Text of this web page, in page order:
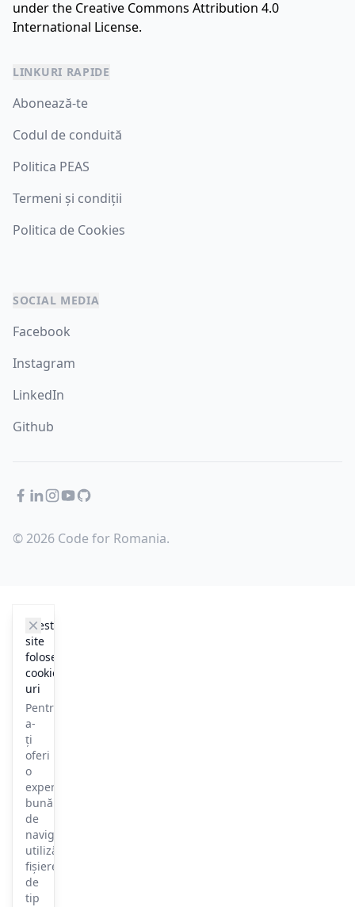
under the Creative Commons Attribution 4.0
International License.
LINKURI RAPIDE
Abonează-te
Codul de conduită
Politica PEAS
Termeni și condiții
Politica de Cookies
SOCIAL MEDIA
Facebook
Instagram
LinkedIn
Github
Facebook
LinkedIn
Instagram
YouTube
GitHub
© 2026 Code for Romania.
Acest
site
folosește
cookie-
uri
Pentru
a-
ți
oferi
o
experiență
bună
de
navigare,
utilizăm
fișiere
de
tip
cookie_notice.clos3